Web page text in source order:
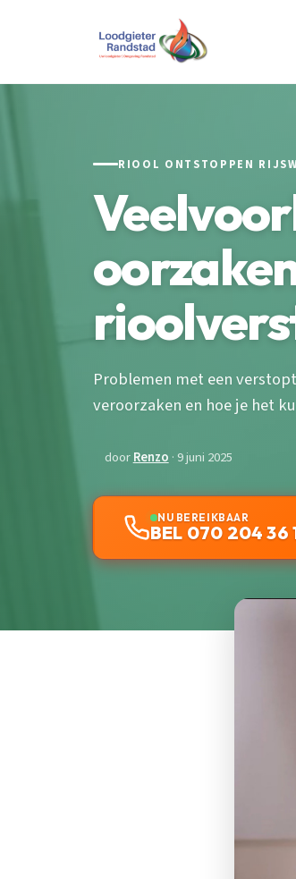
RIOOL ONTSTOPPEN
Problemen met een
veroorzaken en hoe je het
doorRenzo · 9 juni 2025
NU BEREIKBAAR
BEL 070 204 36